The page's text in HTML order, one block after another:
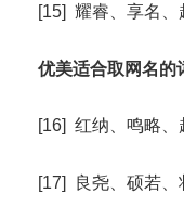
[15] 耀睿、享名
优美适合取网名的
[16] 红纳、鸣略、
[17] 良尧、硕若